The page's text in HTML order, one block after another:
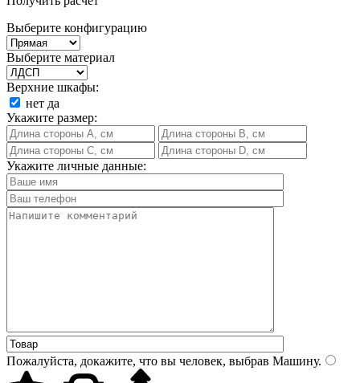
Выберите конфигурацию
Выберите материал
Верхние шкафы:
нет да
Укажите размер:
Укажите личные данные:
Пожалуйста, докажите, что вы человек, выбрав Машину.